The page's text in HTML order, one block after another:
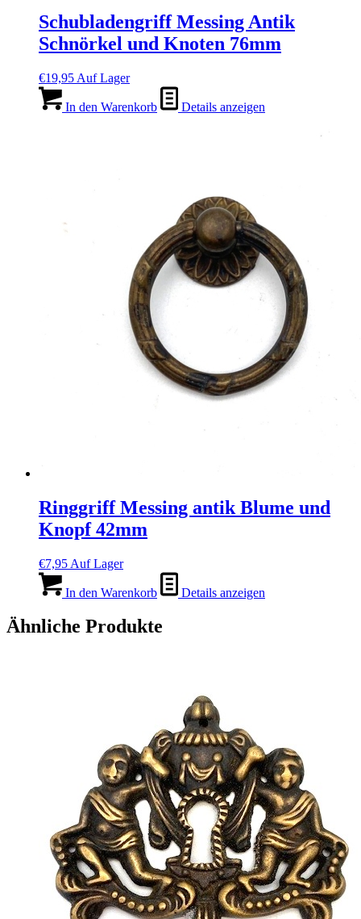
Schubladengriff Messing Antik
Schnörkel und Knoten 76mm
€19,95 Auf Lager
In den Warenkorb Details anzeigen
Ringgriff Messing antik Blume und
Knopf 42mm
€7,95 Auf Lager
In den Warenkorb Details anzeigen
Ähnliche Produkte